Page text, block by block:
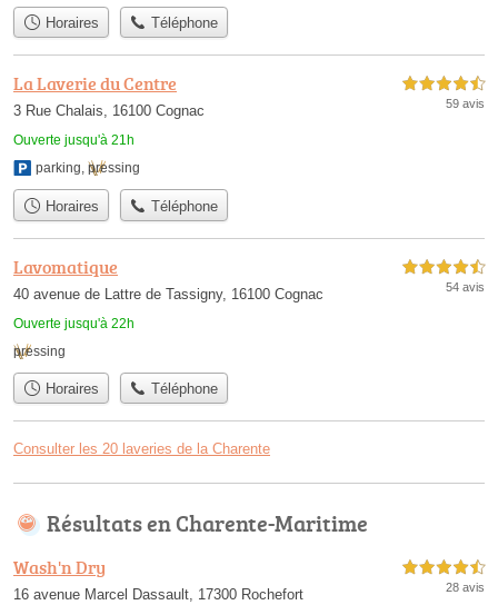
Horaires Téléphone
La Laverie du Centre
3 Rue Chalais, 16100 Cognac
Ouverte jusqu'à 21h
4,5 étoiles sur 5
59 avis
parking, pressing
Horaires Téléphone
Lavomatique
40 avenue de Lattre de Tassigny, 16100 Cognac
Ouverte jusqu'à 22h
4,5 étoiles sur 5
54 avis
pressing
Horaires Téléphone
Consulter les 20 laveries de la Charente
Résultats en Charente-Maritime
Wash'n Dry
16 avenue Marcel Dassault, 17300 Rochefort
4,5 étoiles sur 5
28 avis